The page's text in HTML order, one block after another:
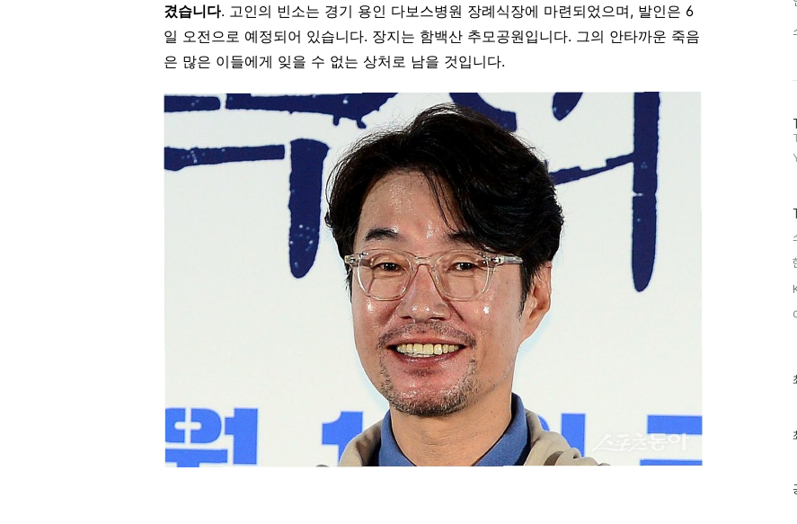
겼습니다. 고인의 빈소는 경기 용인 다보스병원 장례식장에 마련되었으며, 발인은 6
일 오전으로 예정되어 있습니다. 장지는 함백산 추모공원입니다. 그의 안타까운 죽음
은 많은 이들에게 잊을 수 없는 상처로 남을 것입니다.